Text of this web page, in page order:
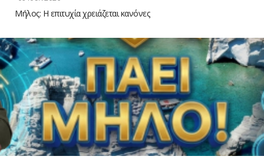
Μήλος: Η επιτυχία χρειάζεται κανόνες